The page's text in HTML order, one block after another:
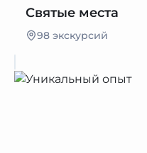
Святые места
98 экскурсий